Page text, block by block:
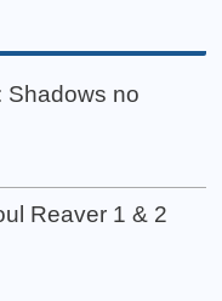
Shadows no
Reaver 1 & 2